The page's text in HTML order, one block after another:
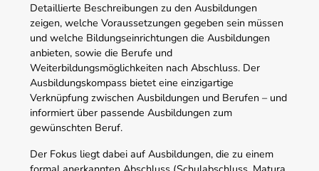
Detaillierte Beschreibungen zu den Ausbildungen
zeigen, welche Voraussetzungen gegeben sein müssen
und welche Bildungseinrichtungen die Ausbildungen
anbieten, sowie die Berufe und
Weiterbildungsmöglichkeiten nach Abschluss. Der
Ausbildungskompass bietet eine einzigartige
Verknüpfung zwischen Ausbildungen und Berufen – und
informiert über passende Ausbildungen zum
gewünschten Beruf.
Der Fokus liegt dabei auf Ausbildungen, die zu einem